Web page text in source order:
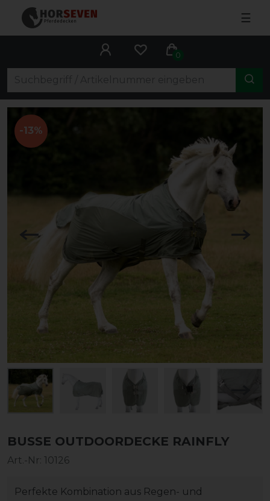
☰
0
-13%
BUSSE OUTDOORDECKE RAINFLY
Art.-Nr: 10126
Perfekte Kombination aus Regen- und